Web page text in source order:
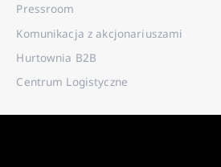
Pressroom
Komunikacja z akcjonariuszami
Hurtownia B2B
Centrum Logistyczne